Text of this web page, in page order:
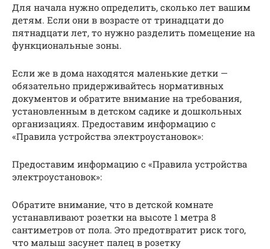
Для начала нужно определить, сколько лет вашим
детям. Если они в возрасте от тринадцати до
пятнадцати лет, то нужно разделить помещение на
функциональные зоны.
Если же в дома находятся маленькие детки —
обязательно придерживайтесь нормативных
документов и обратите внимание на требования,
установленным в детском садике и дошкольных
организациях. Предоставим информацию с
«Правила устройства электроустановок»:
Предоставим информацию с «Правила устройства
электроустановок»:
Обратите внимание, что в детской комнате
устанавливают розетки на высоте 1 метра 8
сантиметров от пола. Это предотвратит риск того,
что малыш засунет палец в розетку